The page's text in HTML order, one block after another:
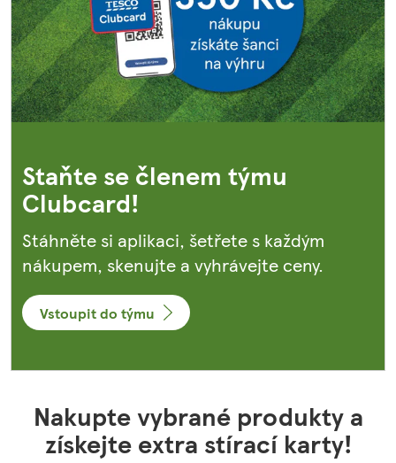
Staňte se členem týmu
Clubcard!
Stáhněte si aplikaci, šetřete s každým
nákupem, skenujte a vyhrávejte ceny.
Vstoupit do týmu
Nakupte vybrané produkty a
získejte extra stírací karty!